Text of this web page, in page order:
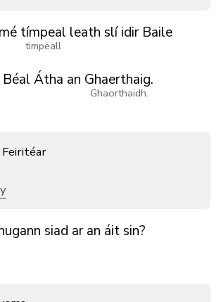
mé tímpeal
timpeall
leath slí idir Baile
Béal Átha an Ghaerthaig.
Ghaorthaidh.
siad ar an áitsin?